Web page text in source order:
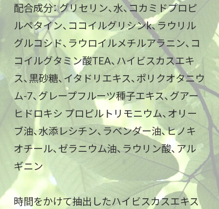
配合成分： グリセリン、水、コカミドプロピ
ルペタイン、ココイルグリシンk、ラウリル
グルコシド、ラウロイルメチルアラニン、コ
コイルグタミン酸TEA、ハイビスカスエキ
ス、黒砂糖、イタドリエキス、ポリクオタニウ
ム-7、グレープフルーツ種子エキス、グアー
ヒドロキシ プロピルトリモニウム、オリー
ブ油、水添レシチン、ラベンダー油、ヒノキ
オチール、ゼラニウム油、ラウリン酸、アル
ギニン
時間をかけて抽出したハイビスカスエキス